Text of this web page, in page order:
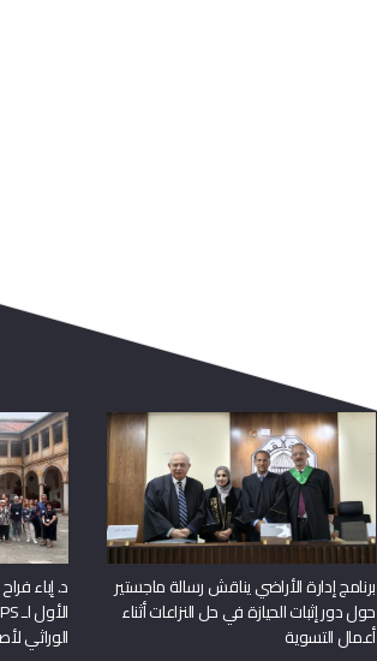
برنامج إدارة الأراضي يناقش رسالة ماجستير
حول دور إثبات الحيازة في حل النزاعات أثناء
أعمال التسوية
د. إباء
الوراثي